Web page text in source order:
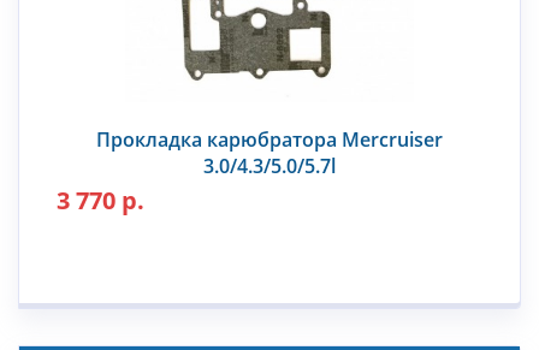
Прокладка карюбратора Mercruiser
3.0/4.3/5.0/5.7l
3 770 р.